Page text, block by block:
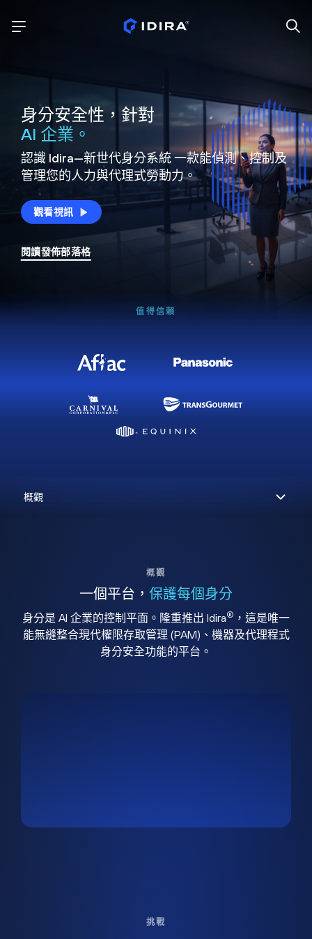
身分安全性，針對
AI 企業。
認識 Idira—新世代身分系統一款能偵測、控制及
管理您的人力與代理式勞動力。
觀看視訊
閱讀發佈部落格
值得信賴
概觀
一個平台， 保護每個身分
身分是 AI 企業的控制平面。隆重推出 Idira® ，這是唯一
能無縫整合現代權限存取管理 (PAM)、機器及代理程式
身分安全功能的平台。
挑戰